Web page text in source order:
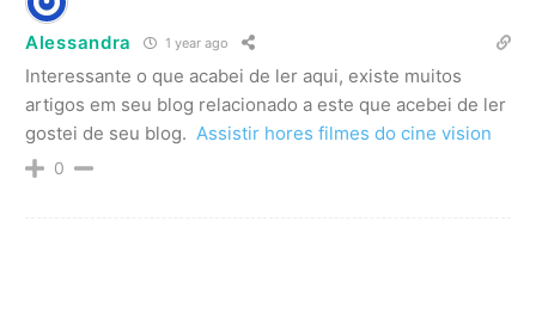
Alessandra 1 year ago
Interessante o que acabei de ler aqui, existe muitos
artigos em seu blog relacionado a este que acebei de ler
gostei de seu blog. Assistir hores filmes do cine vision
0